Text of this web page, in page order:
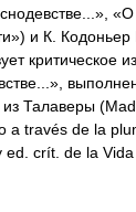
и К.
критическое
Талаверы
a través de la
ed. crít. de la